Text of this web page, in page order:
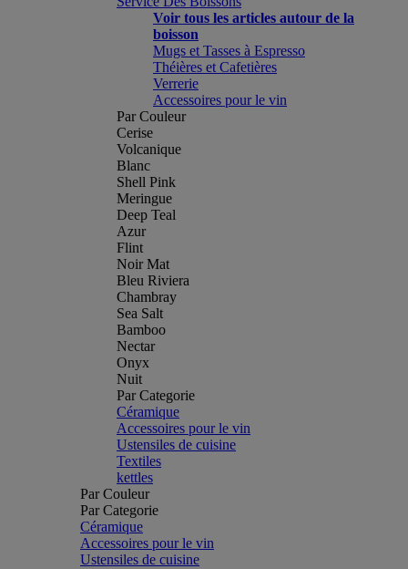
Voir tous les articles autour de la
boisson
Mugs et Tasses à Espresso
Théières et Cafetières
Verrerie
Accessoires pour le vin
Par Couleur
Cerise
Volcanique
Blanc
Shell Pink
Meringue
Deep Teal
Azur
Flint
Noir Mat
Bleu Riviera
Chambray
Sea Salt
Bamboo
Nectar
Onyx
Nuit
Par Categorie
Céramique
Accessoires pour le vin
Ustensiles de cuisine
Textiles
kettles
Par Couleur
Par Categorie
Céramique
Accessoires pour le vin
Ustensiles de cuisine